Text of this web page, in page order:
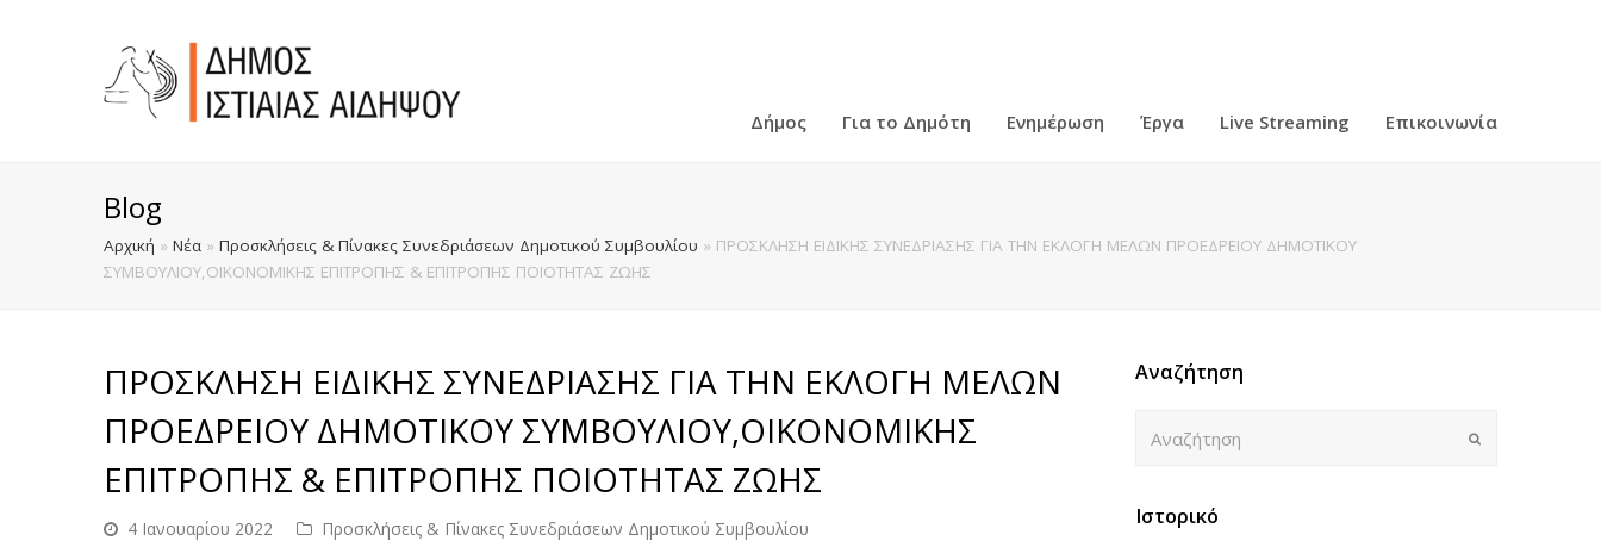
Δήμος Για το Δημότη Ενημέρωση Έργα Live Streaming Επικοινωνία
Blog
Αρχική » Νέα » Προσκλήσεις & Πίνακες Συνεδριάσεων Δημοτικού Συμβουλίου » ΠΡΟΣΚΛΗΣΗ ΕΙΔΙΚΗΣ ΣΥΝΕΔΡΙΑΣΗΣ ΓΙΑ ΤΗΝ ΕΚΛΟΓΗ ΜΕΛΩΝ ΠΡΟΕΔΡΕΙΟΥ ΔΗΜΟΤΙΚΟΥ
ΣΥΜΒΟΥΛΙΟΥ,ΟΙΚΟΝΟΜΙΚΗΣ ΕΠΙΤΡΟΠΗΣ & ΕΠΙΤΡΟΠΗΣ ΠΟΙΟΤΗΤΑΣ ΖΩΗΣ
ΠΡΟΣΚΛΗΣΗ ΕΙΔΙΚΗΣ ΣΥΝΕΔΡΙΑΣΗΣ ΓΙΑ ΤΗΝ ΕΚΛΟΓΗ ΜΕΛΩΝ
ΠΡΟΕΔΡΕΙΟΥ ΔΗΜΟΤΙΚΟΥ ΣΥΜΒΟΥΛΙΟΥ,ΟΙΚΟΝΟΜΙΚΗΣ
ΕΠΙΤΡΟΠΗΣ & ΕΠΙΤΡΟΠΗΣ ΠΟΙΟΤΗΤΑΣ ΖΩΗΣ
4 Ιανουαρίου 2022 Προσκλήσεις & Πίνακες Συνεδριάσεων Δημοτικού Συμβουλίου
Αναζήτηση
Ιστορικό